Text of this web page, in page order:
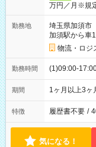
万円／月※規
勤務地
埼玉県加須市
加須駅から車
物流・ロジ
勤務時間 (1)09:00-
期間 1ヶ月以上3ヶ
特徴 履歴書不要 /
気になる！